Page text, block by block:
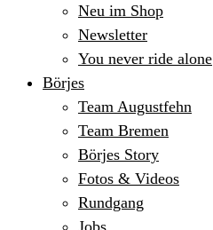
Neu im Shop
Newsletter
You never ride alone
Börjes
Team Augustfehn
Team Bremen
Börjes Story
Fotos & Videos
Rundgang
Jobs